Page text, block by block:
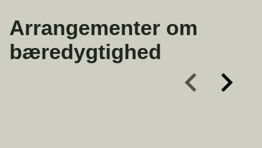
Arrangementer om
bæredygtighed